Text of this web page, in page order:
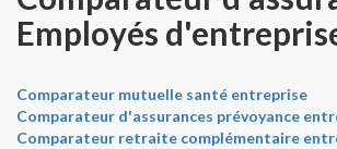
Employés
Comparateur mutuelle santé entreprise
Comparateur d'assurances prévoyance
Comparateur retraite complémentaire